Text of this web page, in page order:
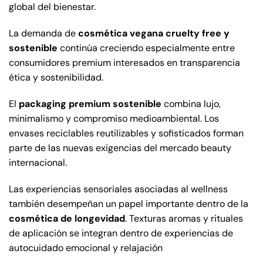
global del bienestar.
La demanda decosmética vegana cruelty free y
sostenible continúa creciendo especialmente entre
consumidores premium interesados en transparencia
ética y sostenibilidad.
El packaging premium sostenible combina lujo,
minimalismo y compromiso medioambiental. Los
envases reciclables reutilizables y sofisticados forman
parte de las nuevas exigencias del mercado beauty
internacional.
Las experiencias sensoriales asociadas al wellness
también desempeñan un papel importante dentro de la
cosmética de longevidad. Texturas aromas y rituales
de aplicación se integran dentro de experiencias de
autocuidado emocional y relajación